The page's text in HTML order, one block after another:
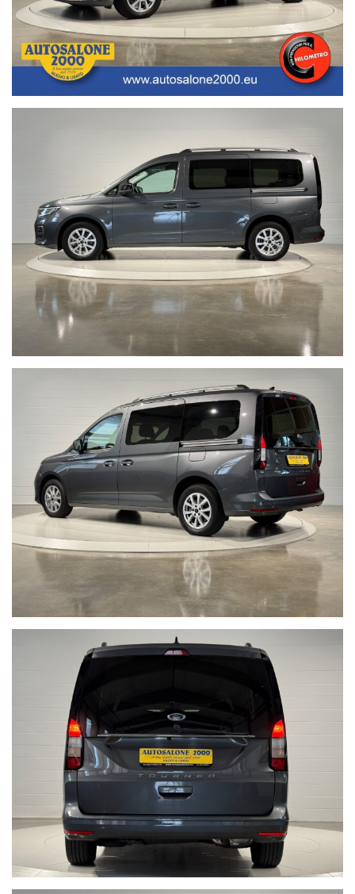
aggiornato, maggiori foto e info per ogni singola vettura, i nostri
servizi e la nostra storia dal 1976 ad oggi.
• Facebook / Instagram aggiornato con nuovi arrivi, descrizioni delle
attività e l’album fotografico delle consegne, ovvero il momento più
emozionante immortalato con i nostri clienti.
Nota bene: La dotazione tecnica e gli accessori indicati nella
presente scheda potrebbero non coincidere con l’effettivo
equipaggiamento del veicolo, a causa della non uniformità dei dati
pubblicati dai diversi portali.Al fine di evitare inconvenienti per
eventuali inesattezze relative all’annuncio è consigliabile accertarsi
della disponibilità dell’autovettura e della correttezza dei dati
inseriti. Autosalone 2000 srl declina ogni responsabilità per
eventuali involontarie incongruenze, che non rappresentano in
alcun modo un impegno contrattuale. Ci scusiamo per
l’inconveniente e vi invitiamo a verificare le caratteristiche dello
specifico veicolo. Autosalone 2000 srl declina ogni responsabilità
per eventuali involontarie incongruenze, che non rappresentano in
alcun modo un impegno contrattuale.
Cosa vuol dire far parte della Community di “NON PRENDERMI PER
IL CHILOMETRO” ?
Vuol dire offrire ad ogni cliente la certezza e la serenità di un
acquisto sicuro, vuol dire metterci la faccia certificando la
percorrenza chilometrica di ogni singola vettura, con i fatti e non
con le parole, per noi far parte di questa Community è un impegno
che con vanto portiamo avanti da anni.
Acquistare un'auto usata evitando la truffa non è semplice.
www.nonprendermiperilchilometro.it
Telefono fisso chiamaci : +39 0422 890220
Live Chat Whatsapp scrivici, invia foto del tuo usato, richiedi un
video a 360° della nostra vettura:
• Juri + 39 345 6008844
• Gianluca + 39 347 7264356
• Lorenzo +39 340 7474900